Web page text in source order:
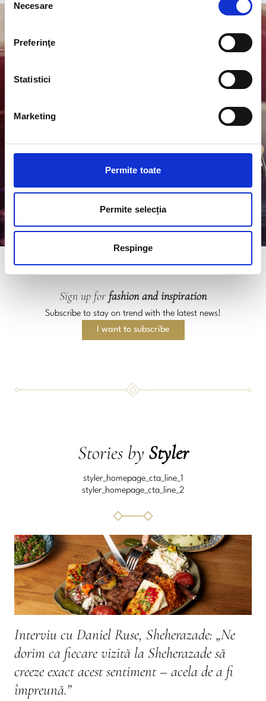
consimțământului
Necesare
Preferinţe
Statistici
Marketing
Permite toate
Permite selecția
Respinge
of
Sign up for fashion and inspiration
Subscribe to stay on trend with the latest news!
I want to subscribe
Stories by Styler
styler_homepage_cta_line_1
styler_homepage_cta_line_2
Interviu cu Daniel Ruse, Sheherazade: „Ne
dorim ca fiecare vizită la Sheherazade să
creeze exact acest sentiment – acela de a fi
împreună.”